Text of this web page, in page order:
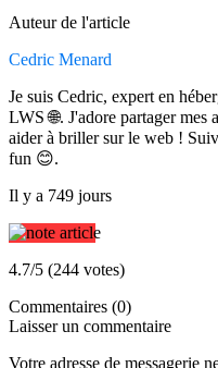
Auteur de l'article
Cedric Menard
Je suis Cedric, expert en
LWS 🌐. J'adore partager mes
aider à briller sur le web !
fun 😊.
Il y a 749 jours
4.7/5 (244 votes)
Commentaires (0)
Laisser un commentaire
Votre adresse de messagerie